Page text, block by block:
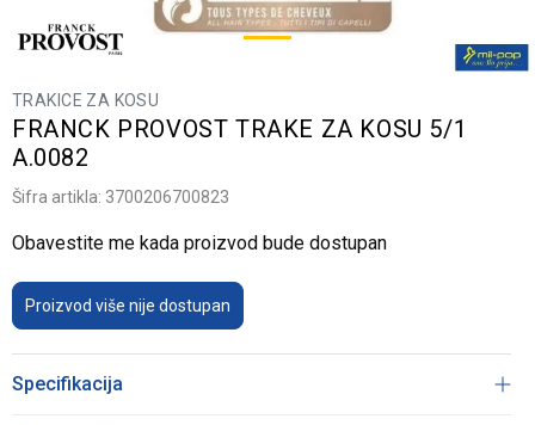
TRAKICE ZA KOSU
FRANCK PROVOST TRAKE ZA KOSU 5/1
A.0082
Šifra artikla: 3700206700823
Obavestite me kada proizvod bude dostupan
Proizvod više nije dostupan
Specifikacija